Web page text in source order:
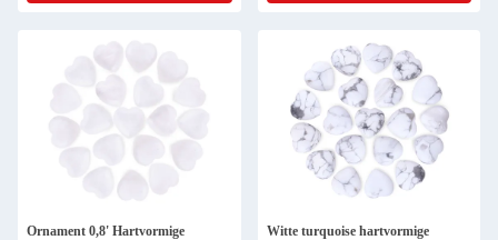
Ornament 0,8' Hartvormige
Witte turquoise hartvormige